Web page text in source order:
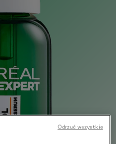
Odrzuć wszystkie